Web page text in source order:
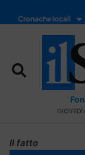
Cronache locali
GIOVEDÌ
Il fatto